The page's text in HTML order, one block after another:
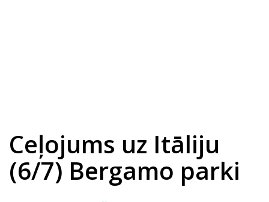
Ceļojums uz Itāliju
(6/7) Bergamo parki